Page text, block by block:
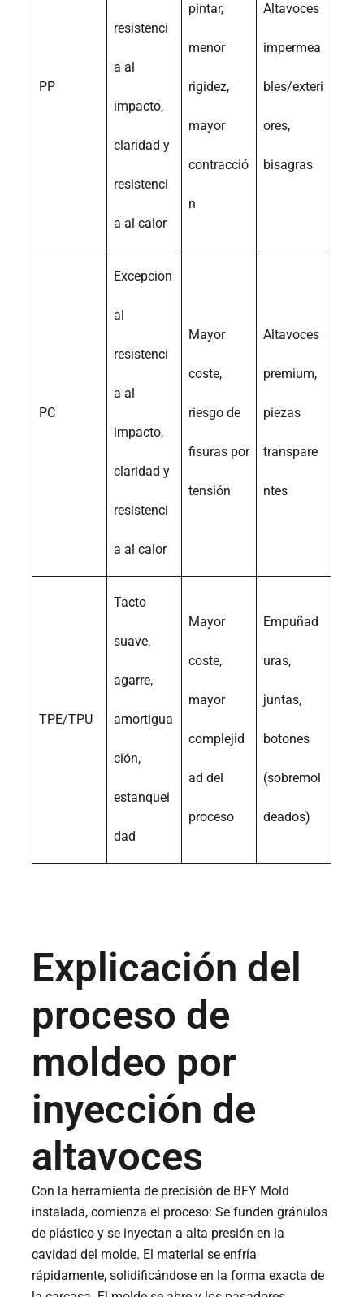
PP
resistenci
a al
impacto,
claridad y
resistenci
a al calor
pintar,
menor
rigidez,
mayor
contracció
n
Altavoces
impermea
bles/exteri
ores,
bisagras
PC
Excepcion
al
resistenci
a al
impacto,
claridad y
resistenci
a al calor
Mayor
coste,
riesgo de
fisuras por
tensión
Altavoces
premium,
piezas
transpare
ntes
TPE/TPU
Tacto
suave,
agarre,
amortigua
ción,
estanquei
dad
Mayor
coste,
mayor
complejid
ad del
proceso
Empuñad
uras,
juntas,
botones
(sobremol
deados)
Explicación del
proceso de
moldeo por
inyección de
altavoces
Con la herramienta de precisión de BFY Mold
instalada, comienza el proceso: Se funden gránulos
de plástico y se inyectan a alta presión en la
cavidad del molde. El material se enfría
rápidamente, solidificándose en la forma exacta de